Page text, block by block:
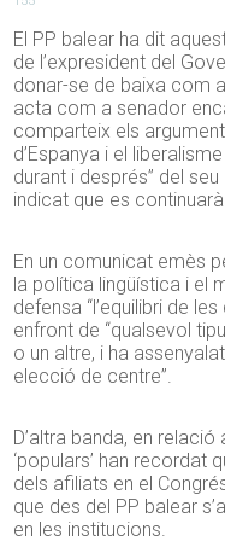
El PP balear ha dit
de l’expresident del
donar-se de baixa com
acta com a senador
comparteix els
d’Espanya i el
durant i després” del
indicat que es
En un comunicat emès
la política lingüística i el
defensa “l’equilibri de
enfront de “qualsevol
o un altre, i ha
elecció de centre”.
D’altra banda, en
‘populars’ han recordat
dels afiliats en el
que des del PP balear
en les institucions.